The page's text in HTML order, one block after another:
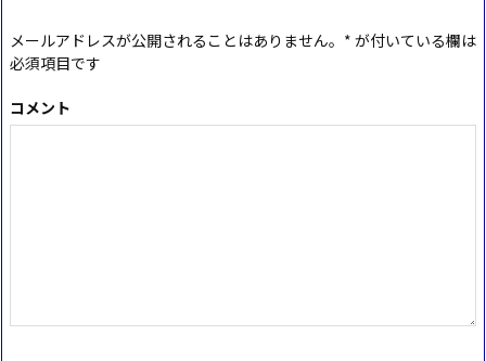
メールアドレスが公開されることはありません。 * が付いている欄は
必須項目です
コメント